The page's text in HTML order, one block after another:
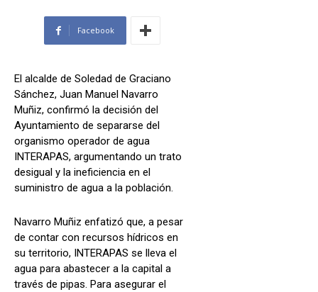
Facebook
El alcalde de Soledad de Graciano
Sánchez, Juan Manuel Navarro
Muñiz, confirmó la decisión del
Ayuntamiento de separarse del
organismo operador de agua
INTERAPAS, argumentando un trato
desigual y la ineficiencia en el
suministro de agua a la población.
Navarro Muñiz enfatizó que, a pesar
de contar con recursos hídricos en
su territorio, INTERAPAS se lleva el
agua para abastecer a la capital a
través de pipas. Para asegurar el